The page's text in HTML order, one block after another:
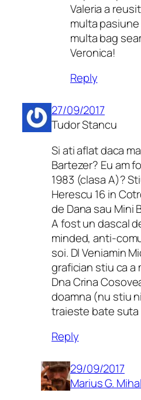
Valeria a
multa
multa bag
Veronica!
Reply
27/09/2017
Tudor Stancu
Si ati aflat daca
Bartezer? Eu am
1983 (clasa A)?
Herescu 16 in
de Dana sau Mini
A fost un dascal
minded, anti-
soi. Dl Veniamin
grafician stiu ca a
Dna Crina
doamna (nu stiu
traieste bate suta
Reply
29/09/2017
Marius G.